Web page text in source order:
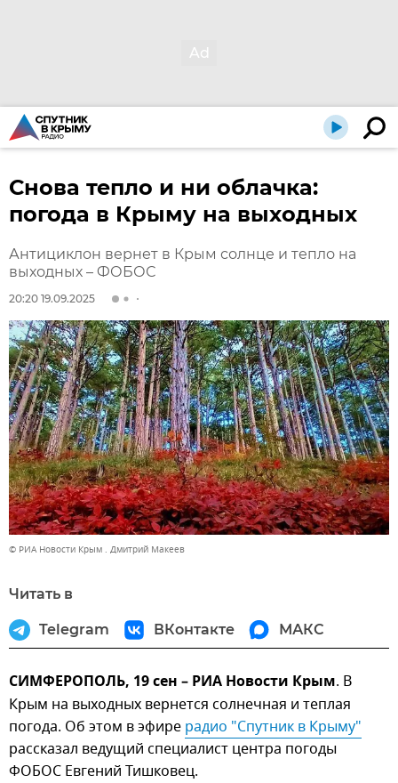
Снова тепло и ни облачка:
погода в Крыму на выходных
Антициклон вернет в Крым солнце и тепло на
выходных – ФОБОС
20:20 19.09.2025
© РИА Новости Крым . Дмитрий Макеев
Читать в
Telegram ВКонтакте МАКС
СИМФЕРОПОЛЬ, 19 сен – РИА Новости Крым. В
Крым на выходных вернется солнечная и теплая
погода. Об этом в эфире радио "Спутник в Крыму"
рассказал ведущий специалист центра погоды
ФОБОС Евгений Тишковец.